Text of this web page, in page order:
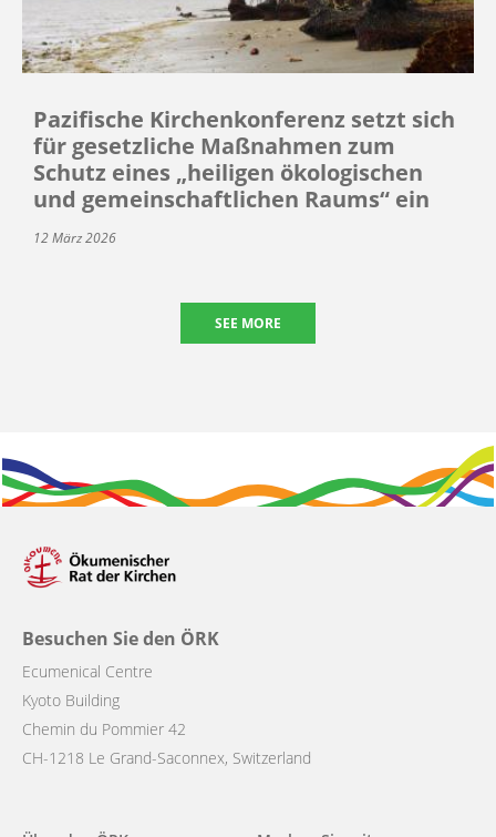
Pazifische Kirchenkonferenz setzt sich
für gesetzliche Maßnahmen zum
Schutz eines „heiligen ökologischen
und gemeinschaftlichen Raums“ ein
12 März 2026
SEE MORE
Besuchen Sie den ÖRK
Ecumenical Centre
Kyoto Building
Chemin du Pommier 42
CH-1218 Le Grand-Saconnex, Switzerland